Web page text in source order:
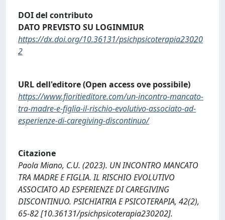
DOI del contributo
DATO PREVISTO SU LOGINMIUR
https://dx.doi.org/10.36131/psichpsicoterapia23020
2
URL dell'editore (Open access ove possibile)
https://www.fioritieditore.com/un-incontro-mancato-
tra-madre-e-figlia-il-rischio-evolutivo-associato-ad-
esperienze-di-caregiving-discontinuo/
Citazione
Paola Miano, C.U. (2023). UN INCONTRO MANCATO
TRA MADRE E FIGLIA. IL RISCHIO EVOLUTIVO
ASSOCIATO AD ESPERIENZE DI CAREGIVING
DISCONTINUO. PSICHIATRIA E PSICOTERAPIA, 42(2),
65-82 [10.36131/psichpsicoterapia230202].